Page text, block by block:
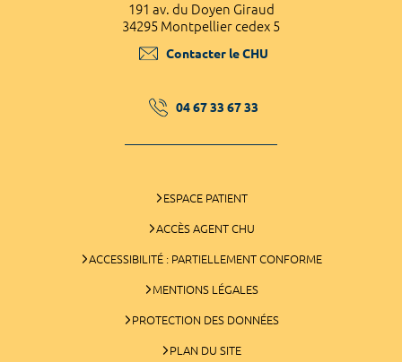
191 av. du Doyen Giraud
34295 Montpellier cedex 5
Contacter le CHU
04 67 33 67 33
ESPACE PATIENT
ACCÈS AGENT CHU
ACCESSIBILITÉ : PARTIELLEMENT CONFORME
MENTIONS LÉGALES
PROTECTION DES DONNÉES
PLAN DU SITE